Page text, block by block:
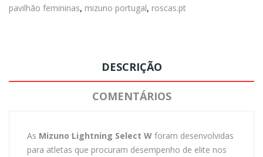
pavilhão femininas, mizuno portugal, roscas.pt
DESCRIÇÃO
COMENTÁRIOS
As Mizuno Lightning Select W foram desenvolvidas
para atletas que procuram desempenho de elite nos